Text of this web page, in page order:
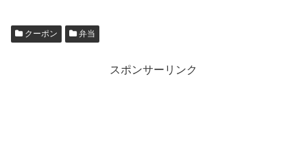
クーポン 弁当
スポンサーリンク